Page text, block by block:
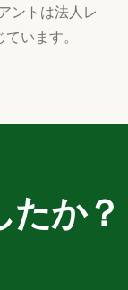
ントは法人レ
います。
か？